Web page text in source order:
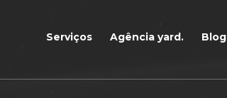
Serviços Agência yard. Blog